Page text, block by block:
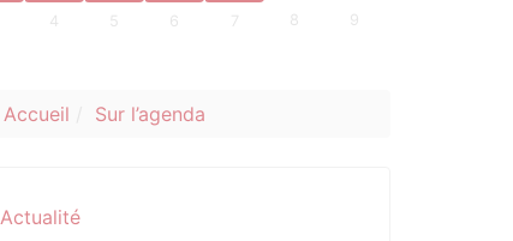
4 5 6 7 8 9
Accueil Sur l’agenda
Actualité